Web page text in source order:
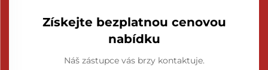
Získejte bezplatnou cenovou
nabídku
Náš zástupce vás brzy kontaktuje.